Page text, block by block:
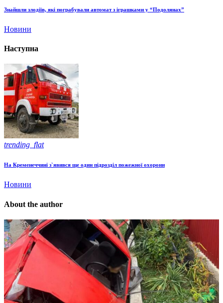
Знайшли злодіїв, які пограбували автомат з іграшками у “Подолянах”
Новини
Наступна
trending_flat
На Кременеччині з`явився ще один підрозділ пожежної охорони
Новини
About the author